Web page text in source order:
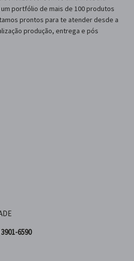
portfólio de mais de 100 produtos
prontos para te atender desde a
produção, entrega e pós
6590